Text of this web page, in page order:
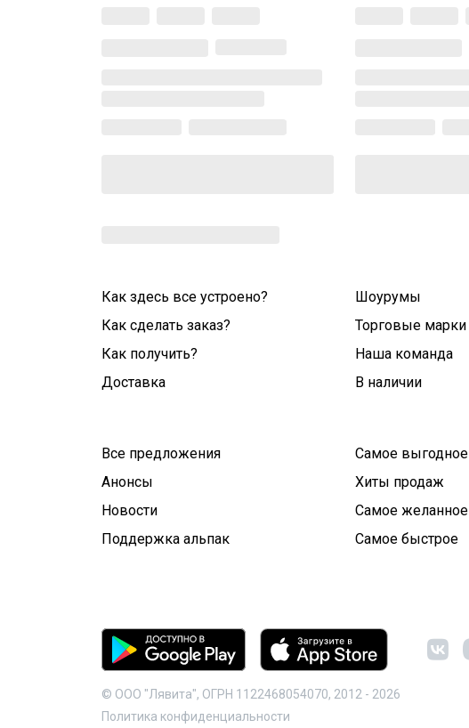
Как здесь все устроено?
Как сделать заказ?
Как получить?
Доставка
Шоурумы
Торговые марки
Наша команда
В наличии
Все предложения
Анонсы
Новости
Поддержка альпак
Самое выгодное
Хиты продаж
Самое желанное
Самое быстрое
© ООО "Лявита", ОГРН 1122468054070, 2012 - 2026
Политика конфиденциальности